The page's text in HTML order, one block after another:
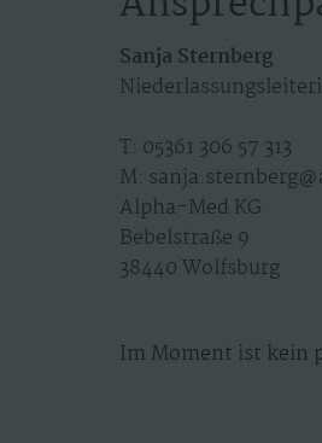
Sanja Sternberg
T: 05361 306 57 313
M:
Alpha-Med KG
Bebelstraße 9
38440 Wolfsburg
Im Moment ist kein